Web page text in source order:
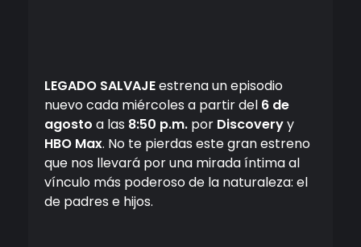
LEGADO SALVAJEestrena un episodio
nuevo cada miércoles a partir del 6 de
agosto a las 8:50 p.m. por Discoveryy
HBO Max. No te pierdas este gran estreno
que nos llevará por una mirada íntima al
vínculo más poderoso de la naturaleza: el
de padres e hijos.